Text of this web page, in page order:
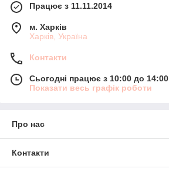
Працює з 11.11.2014
м. Харків
Харків, Україна
Контакти
Сьогодні працює з 10:00 до 14:00
Показати весь графік роботи
Про нас
Контакти